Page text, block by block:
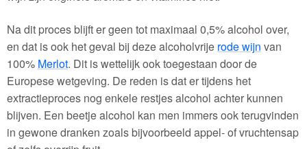
Na dit proces blijft er geen tot maximaal 0,5% alcohol over,
en dat is ook het geval bij deze alcoholvrije rode wijn van
100% Merlot. Dit is wettelijk ook toegestaan door de
Europese wetgeving. De reden is dat er tijdens het
extractieproces nog enkele restjes alcohol achter kunnen
blijven. Een beetje alcohol kan men immers ook terugvinden
in gewone dranken zoals bijvoorbeeld appel- of vruchtensap